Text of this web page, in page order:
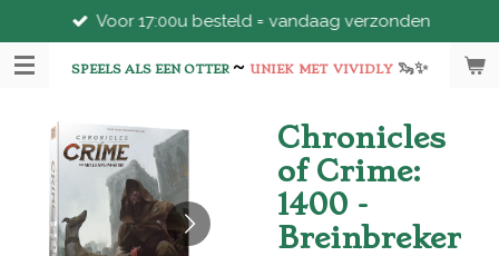
direct
naar
hoofdinhoud
SPEELS ALS EEN OTTER~ UNIEK MET VIVIDLY 🦦✨
Voor 17:00u besteld = vandaag verzonden
Chronicles
of Crime:
1400 -
Breinbreker